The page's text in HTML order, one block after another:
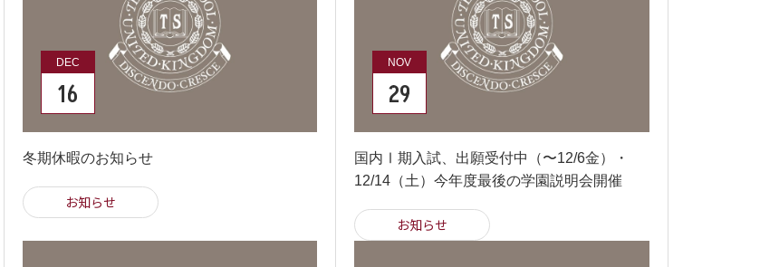
DEC
16
冬期休暇のお知らせ
お知らせ
NOV
29
国内Ⅰ期入試、出願受付中（〜12/6金）・
12/14（土）今年度最後の学園説明会開催
お知らせ